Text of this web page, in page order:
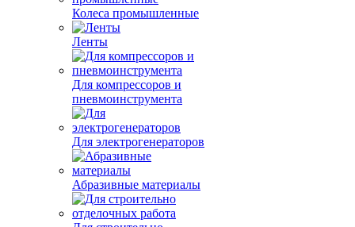
Для садовой техники
Для моек высокого
давления
Комплектующие для
компрессоров
Колеса промышленные
Ленты
Для компрессоров и
пневмоинструмента